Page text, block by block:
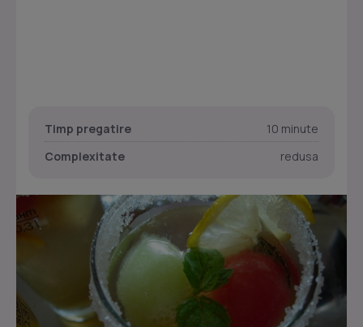
Timp pregatire
10 minute
Complexitate
redusa